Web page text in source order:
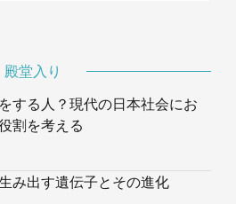
殿堂入り
する人？現代の日本社会にお
割を考える
み出す遺伝子とその進化